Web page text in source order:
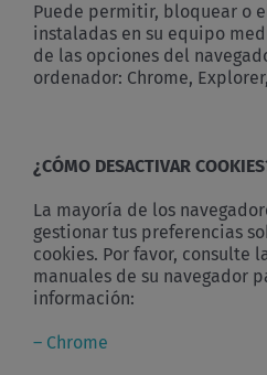
Puede permitir, bloquear o
instaladas en su equipo
de las opciones del
ordenador: Chrome,
¿CÓMO DESACTIVAR
La mayoría de los
gestionar tus preferencias
cookies. Por favor, consulte
manuales de su navegador
información:
– Chrome